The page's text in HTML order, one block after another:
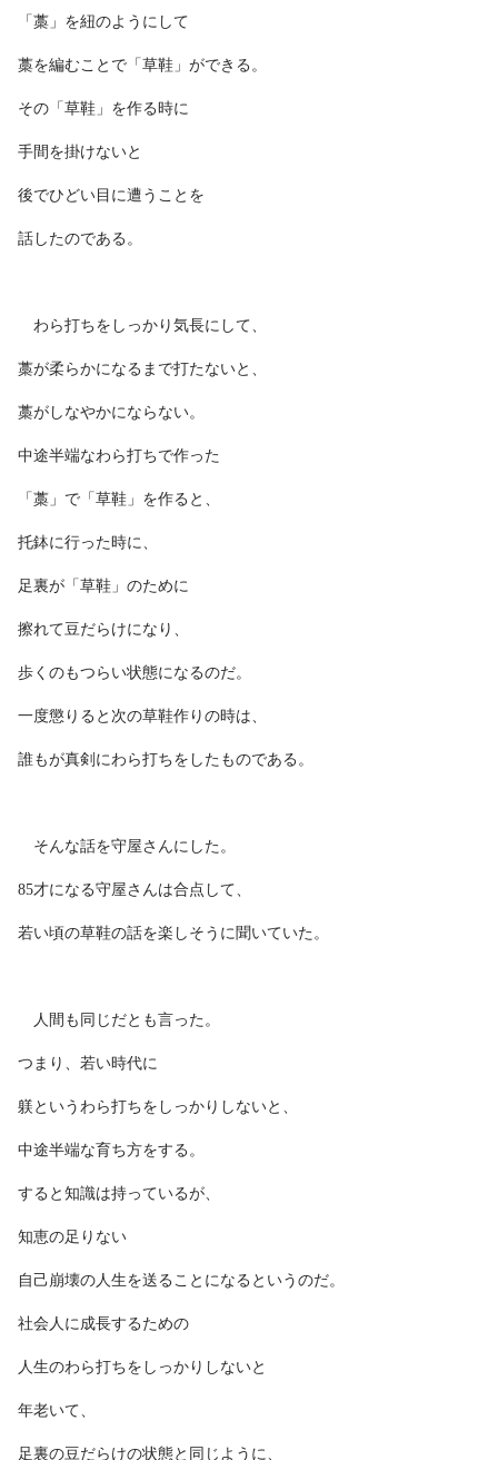
「藁」を紐のようにして
藁を編むことで「草鞋」ができる。
その「草鞋」を作る時に
手間を掛けないと
後でひどい目に遭うことを
話したのである。
わら打ちをしっかり気長にして、
藁が柔らかになるまで打たないと、
藁がしなやかにならない。
中途半端なわら打ちで作った
「藁」で「草鞋」を作ると、
托鉢に行った時に、
足裏が「草鞋」のために
擦れて豆だらけになり、
歩くのもつらい状態になるのだ。
一度懲りると次の草鞋作りの時は、
誰もが真剣にわら打ちをしたものである。
そんな話を守屋さんにした。
85才になる守屋さんは合点して、
若い頃の草鞋の話を楽しそうに聞いていた。
人間も同じだとも言った。
つまり、若い時代に
躾というわら打ちをしっかりしないと、
中途半端な育ち方をする。
すると知識は持っているが、
知恵の足りない
自己崩壊の人生を送ることになるというのだ。
社会人に成長するための
人生のわら打ちをしっかりしないと
年老いて、
足裏の豆だらけの状態と同じように、